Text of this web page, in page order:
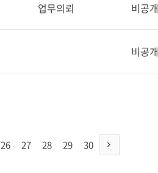
업무의뢰 비공개
비공개
26 27 28 29 30